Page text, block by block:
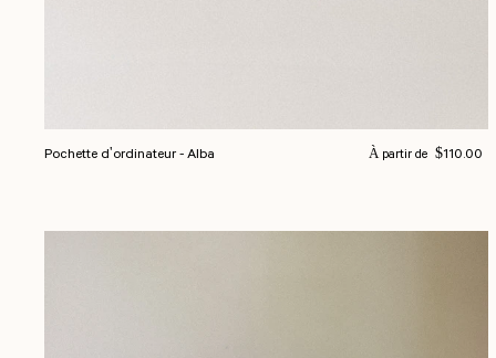
Pochette d'ordinateur - Alba Prix normal
À partir de $110.00